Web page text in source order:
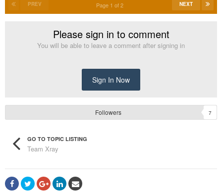
PREV NEXT
Page 1 of 2
Please sign in to comment
You will be able to leave a comment after signing in
Sign In Now
Followers 7
GO TO TOPIC LISTING
Team Xray